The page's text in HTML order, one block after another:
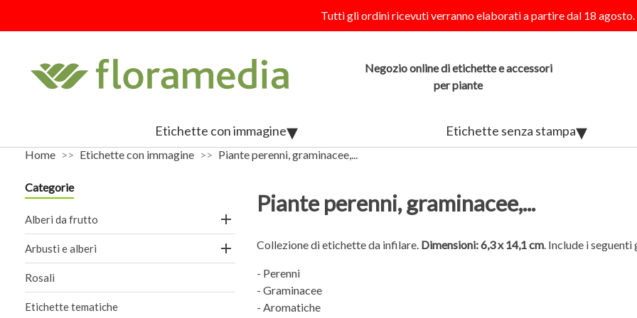
Tutti gli ordini ricevuti verranno elaborati a partire dal 18 agosto.
Negozio online di etichette e accessori
per piante
Etichette con immagine Etichette senza stampa
Home Etichette con immagine Piante perenni, graminacee,...
Categorie
Alberi da frutto 
Arbusti e alberi 
Rosali
Etichette tematiche
Piante perenni, graminacee,...
Collezione di etichette da infilare. Dimensioni: 6,3 x 14,1 cm. Include i
- Perenni
- Graminacee
- Aromatiche